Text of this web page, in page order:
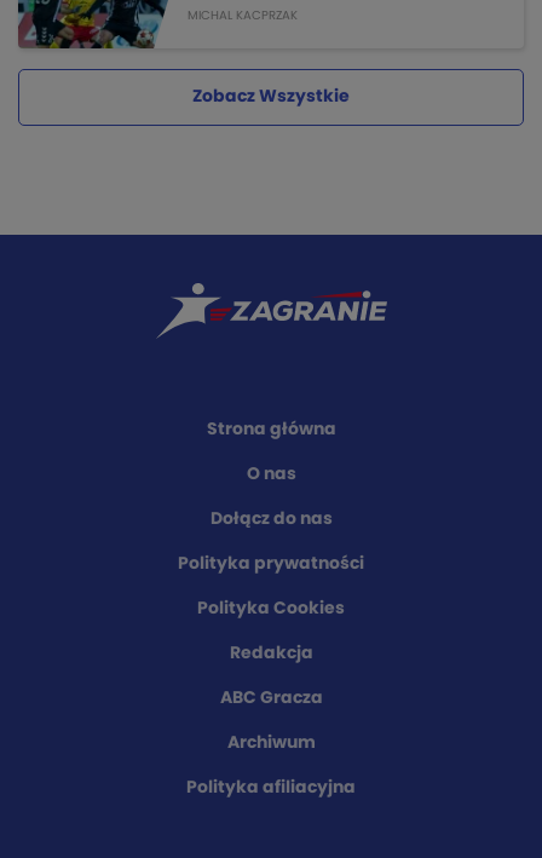
MICHAL KACPRZAK
Zobacz Wszystkie
Strona główna
O nas
Dołącz do nas
Polityka prywatności
Polityka Cookies
Redakcja
ABC Gracza
Archiwum
Polityka afiliacyjna